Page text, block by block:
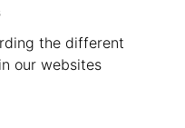
the different
our websites